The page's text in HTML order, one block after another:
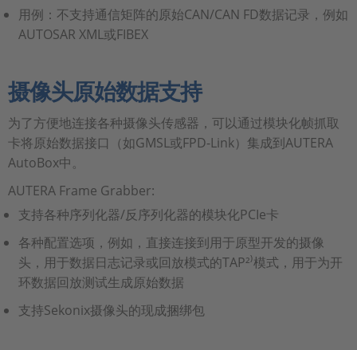
用例：不支持通信矩阵的原始CAN/CAN FD数据记录，例如
AUTOSAR XML或FIBEX
摄像头原始数据支持
为了方便地连接各种摄像头传感器，可以通过模块化帧抓取
卡将原始数据接口（如GMSL或FPD-Link）集成到AUTERA
AutoBox中。
AUTERA Frame Grabber:
支持各种序列化器/反序列化器的模块化PCIe卡
各种配置选项，例如，直接连接到用于原型开发的摄像
头，用于数据日志记录或回放模式的TAP²⁾模式，用于为开
环数据回放测试生成原始数据
支持Sekonix摄像头的现成捆绑包